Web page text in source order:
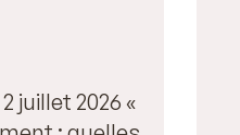
juillet 2026 «